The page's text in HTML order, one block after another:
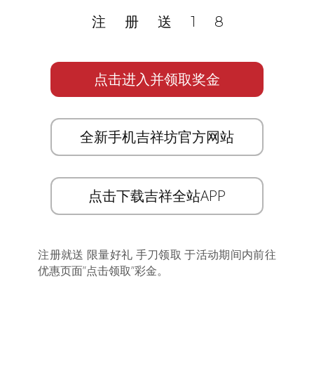
注册送18
点击进入并领取奖金
全新手机吉祥坊官方网站
点击下载吉祥全站APP
注册就送 限量好礼 手刀领取 于活动期间内前往
优惠页面”点击领取”彩金。